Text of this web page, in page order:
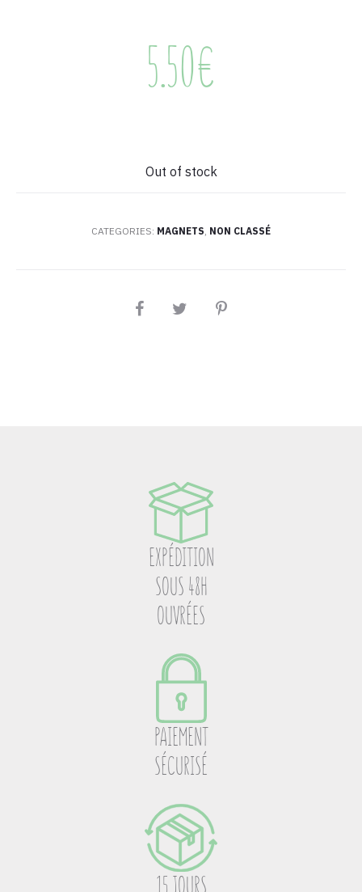
5.50€
Out of stock
CATEGORIES: MAGNETS, NON CLASSÉ
PARTAGEZ
EXPÉDITION
SOUS 48H
OUVRÉES
PAIEMENT
SÉCURISÉ